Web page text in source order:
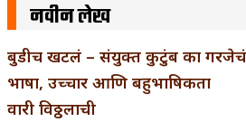
नवीन लेख
बुडीच खटलं – संयुक्त कुटुंब का
भाषा, उच्चार आणि बहुभाषिकता
वारी विठ्ठलाची